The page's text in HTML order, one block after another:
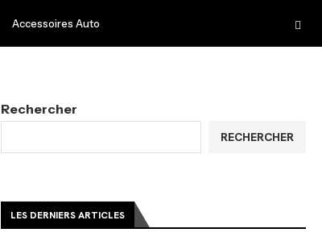
Accessoires Auto
Rechercher
RECHERCHER
LES DERNIERS ARTICLES